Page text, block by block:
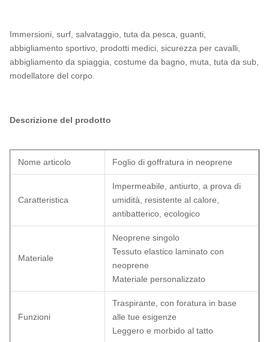
Immersioni, surf, salvataggio, tuta da pesca, guanti,
abbigliamento sportivo, prodotti medici, sicurezza per cavalli,
abbigliamento da spiaggia, costume da bagno, muta, tuta da sub,
modellatore del corpo.
Descrizione del prodotto
Nome articolo Foglio di goffratura in neoprene
Caratteristica
Impermeabile, antiurto, a prova di
umidità, resistente al calore,
antibatterico, ecologico
Materiale
Neoprene singolo
Tessuto elastico laminato con
neoprene
Materiale personalizzato
Funzioni
Traspirante, con foratura in base
alle tue esigenze
Leggero e morbido al tatto